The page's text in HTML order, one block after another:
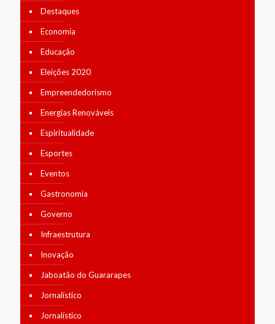
Destaques
Economia
Educação
Eleições 2020
Empreendedorismo
Energias Renováveis
Espiritualidade
Esportes
Eventos
Gastronomia
Governo
Infraestrutura
Inovação
Jaboatão do Guararapes
Jornalístico
Jornalístico